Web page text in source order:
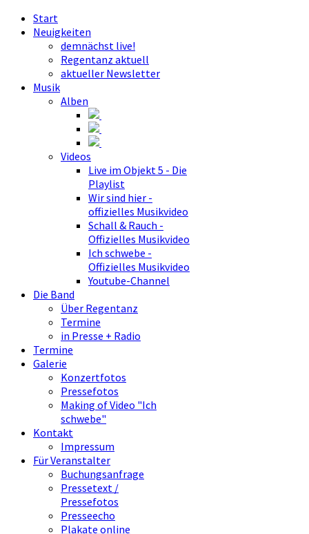
Start
Neuigkeiten
demnächst live!
Regentanz aktuell
aktueller Newsletter
Musik
Alben
Videos
Live im Objekt 5 - Die
Playlist
Wir sind hier -
offizielles Musikvideo
Schall & Rauch -
Offizielles Musikvideo
Ich schwebe -
Offizielles Musikvideo
Youtube-Channel
Die Band
Über Regentanz
Termine
in Presse + Radio
Termine
Galerie
Konzertfotos
Pressefotos
Making of Video "Ich
schwebe"
Kontakt
Impressum
Für Veranstalter
Buchungsanfrage
Pressetext /
Pressefotos
Presseecho
Plakate online